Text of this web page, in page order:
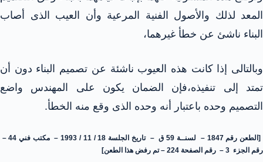
المعد لذلك والأصول الفنية المرعية وأن العيب الذى أصاب
البناء ناشئ عن خطأ غيرهما،
وبالتالى إذا كانت هذه العيوب ناشئة عن تصميم البناء دون أن
تمتد إلى تنفيذه،فإن الضمان يكون على المهندس واضع
التصميم وحده باعتبار أنه وحده الذى وقع منه الخطأ.
[الطعن رقم 1847 – لسنــة 59 ق – تاريخ الجلسة 18 / 11 / 1993 – مكتب فني 44 –
رقم الجزء 3 – رقم الصفحة 224 – تم رفض هذا الطعن]